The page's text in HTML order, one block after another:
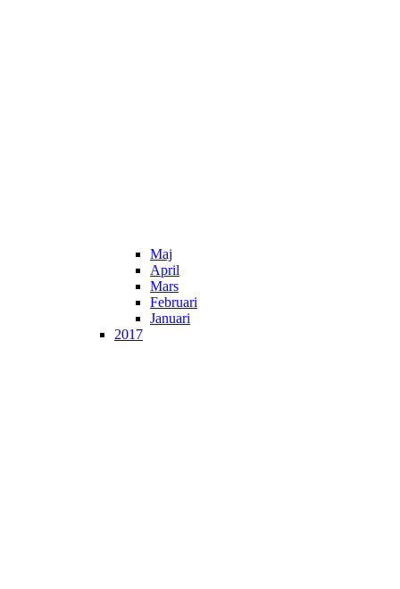
Maj
April
Mars
Februari
Januari
2017